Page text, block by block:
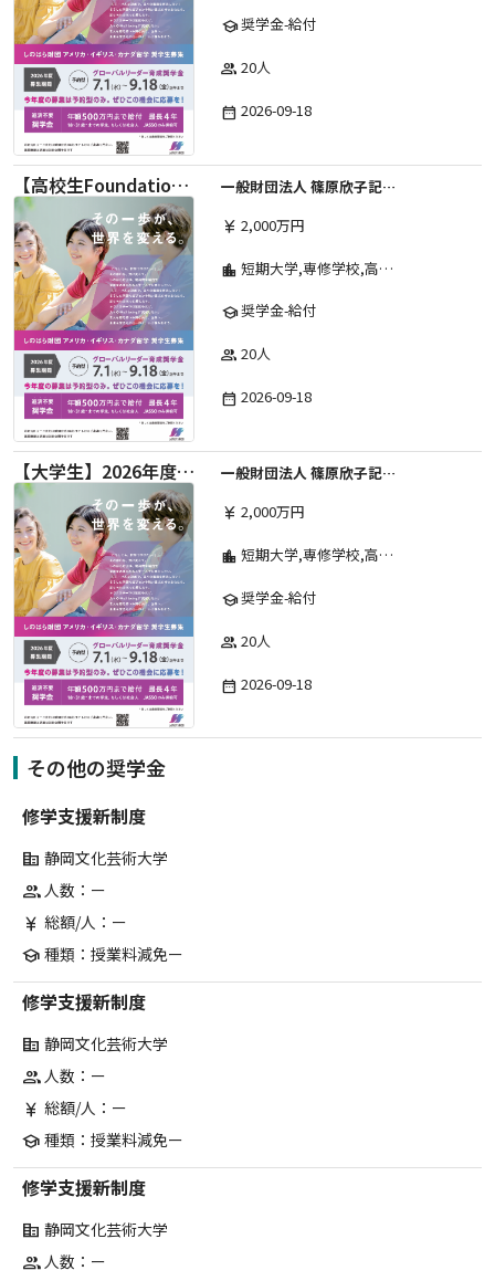
school奨学金-給付
group 20人
date_range 2026-09-18
【高校生Foundation Course 】2026年度 しのはら財団 アメリカ・イギリス・カナダ英語留学奨学金
一般財団法人 篠原欣子記念財団 (海外留学奨学金グループ)
currency_yen 2,000万円
location_city 短期大学,専修学校,高等専門学校,その他,高等学校,大学院,大学
school奨学金-給付
group 20人
date_range 2026-09-18
【大学生】2026年度 しのはら財団 アメリカ・イギリス・カナダ英語留学奨学金
一般財団法人 篠原欣子記念財団 (海外留学奨学金グループ)
currency_yen 2,000万円
location_city 短期大学,専修学校,高等専門学校,その他,高等学校,大学院,大学
school奨学金-給付
group 20人
date_range 2026-09-18
その他の奨学金
修学支援新制度
corporate_fare 静岡文化芸術大学
group人数：ー
currency_yen 総額/人：ー
school 種類：授業料減免ー
修学支援新制度
corporate_fare 静岡文化芸術大学
group人数：ー
currency_yen 総額/人：ー
school 種類：授業料減免ー
修学支援新制度
corporate_fare 静岡文化芸術大学
group人数：ー